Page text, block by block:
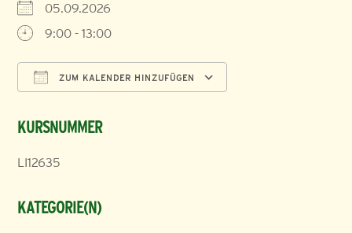
05.09.2026
9:00 - 13:00
ZUM KALENDER HINZUFÜGEN
KURSNUMMER
LI12635
KATEGORIE(N)